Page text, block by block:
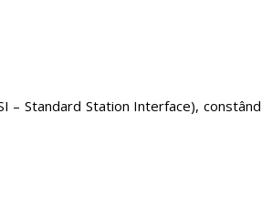
– Standard Station Interface),